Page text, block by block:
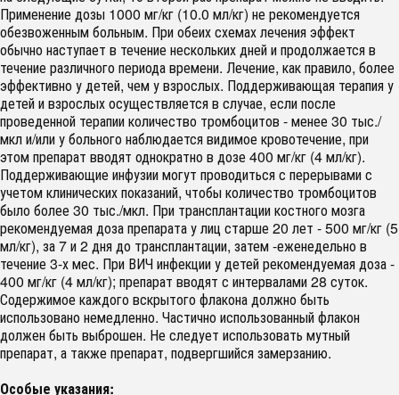
Применение дозы 1000 мг/кг (10.0 мл/кг) не рекомендуется
обезвоженным больным. При обеих схемах лечения эффект
обычно наступает в течение нескольких дней и продолжается в
течение различного периода времени. Лечение, как правило, более
эффективно у детей, чем у взрослых. Поддерживающая терапия у
детей и взрослых осуществляется в случае, если после
проведенной терапии количество тромбоцитов - менее 30 тыс./
мкл и/или у больного наблюдается видимое кровотечение, при
этом препарат вводят однократно в дозе 400 мг/кг (4 мл/кг).
Поддерживающие инфузии могут проводиться с перерывами с
учетом клинических показаний, чтобы количество тромбоцитов
было более 30 тыс./мкл. При трансплантации костного мозга
рекомендуемая доза препарата у лиц старше 20 лет - 500 мг/кг (5
мл/кг), за 7 и 2 дня до трансплантации, затем -еженедельно в
течение 3-х мес. При ВИЧ инфекции у детей рекомендуемая доза -
400 мг/кг (4 мл/кг); препарат вводят с интервалами 28 суток.
Содержимое каждого вскрытого флакона должно быть
использовано немедленно. Частично использованный флакон
должен быть выброшен. Не следует использовать мутный
препарат, а также препарат, подвергшийся замерзанию.
Особые указания: